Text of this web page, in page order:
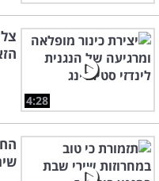
4:28